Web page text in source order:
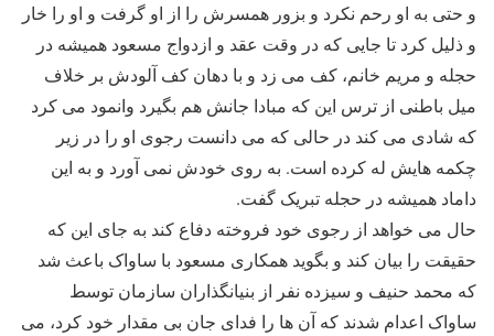
و حتی به او رحم نکرد و بزور همسرش را از او گرفت و او را خار
و ذلیل کرد تا جایی که در وقت عقد و ازدواج مسعود همیشه در
حجله و مریم خانم، کف می زد و با دهان کف آلودش بر خلاف
میل باطنی از ترس این که مبادا جانش هم بگیرد وانمود می کرد
که شادی می کند در حالی که می دانست رجوی او را در زیر
چکمه هایش له کرده است. به روی خودش نمی آورد و به این
داماد همیشه در حجله تبریک گفت.
حال می خواهد از رجوی خود فروخته دفاع کند به جای این که
حقیقت را بیان کند و بگوید همکاری مسعود با ساواک باعث شد
که محمد حنیف و سیزده نفر از بنیانگذاران سازمان توسط
ساواک اعدام شدند که آن ها را فدای جان بی مقدار خود کرد، می